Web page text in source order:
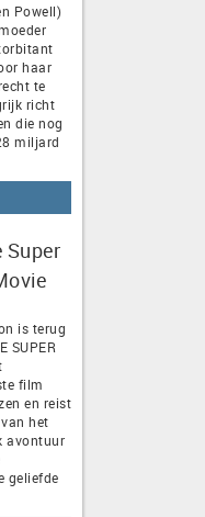
Powell)
haar
te
richt
die nog
miljard
Super
is terug
SUPER
film
en reist
het
avontuur
geliefde